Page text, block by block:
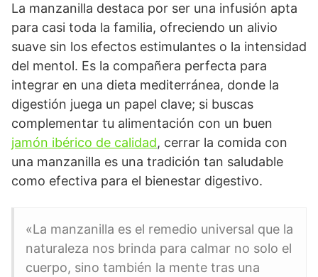
La manzanilla destaca por ser una infusión apta
para casi toda la familia, ofreciendo un alivio
suave sin los efectos estimulantes o la intensidad
del mentol. Es la compañera perfecta para
integrar en una dieta mediterránea, donde la
digestión juega un papel clave; si buscas
complementar tu alimentación con un buen
jamón ibérico de calidad, cerrar la comida con
una manzanilla es una tradición tan saludable
como efectiva para el bienestar digestivo.
«La manzanilla es el remedio universal que la
naturaleza nos brinda para calmar no solo el
cuerpo, sino también la mente tras una